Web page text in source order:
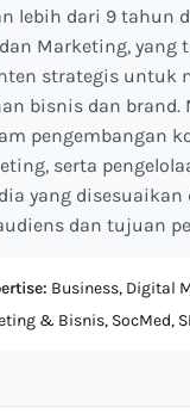
lebih dari 9 tahun
Marketing, yang
strategis untuk
bisnis dan brand.
pengembangan
serta
yang disesuaikan
dan tujuan
Business, Digital
& Bisnis, SocMed,